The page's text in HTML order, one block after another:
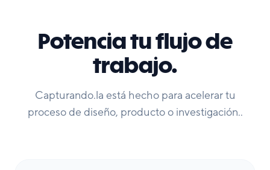
Potencia tu flujo de
trabajo.
Capturando.la está hecho para acelerar tu
proceso de diseño, producto o investigación..